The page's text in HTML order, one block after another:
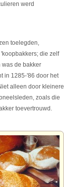
werd
toelegden,
die zelf
was de bakker
in 1285-'86 door het
alleen door kleinere
zoals die
toevertrouwd.